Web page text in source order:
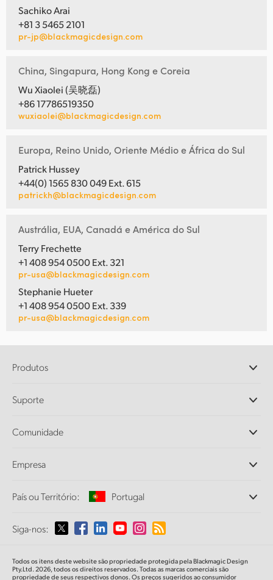
Sachiko Arai
+81 3 5465 2101
pr-jp@blackmagicdesign.com
China, Singapura, Hong Kong e Coreia
Wu Xiaolei (吴晓磊)
+86 17786519350
wuxiaolei@blackmagicdesign.com
Europa, Reino Unido, Oriente Médio e África do Sul
Patrick Hussey
+44(0) 1565 830 049 Ext. 615
patrickh@blackmagicdesign.com
Austrália, EUA, Canadá e América do Sul
Terry Frechette
+1 408 954 0500 Ext. 321
pr-usa@blackmagicdesign.com
Stephanie Hueter
+1 408 954 0500 Ext. 339
pr-usa@blackmagicdesign.com
Produtos
DaVinci Resolve e Fusion
Ultimatte
Captura e Reprodução
Conversão de Padrões
Monitoramento
Armazenamento em Rede
Roteamento e Distribuição
Suporte
Central de Suporte Técnico
Comunidade
Empresa
Sobre a Blackmagic Design
Imprensa
País ou Território: Portugal
Selecione seu país ou território
Siga-nos:
Todos os itens deste website são propriedade protegida pela Blackmagic Design
Pty.Ltd. 2026, todos os direitos reservados. Todas as marcas comerciais são
propriedade de seus respectivos donos. Os preços sugeridos ao consumidor